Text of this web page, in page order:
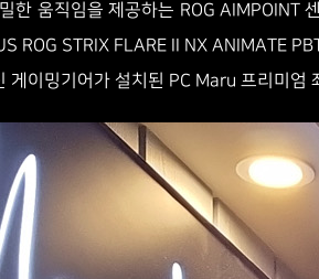
한 움직임을 제공하는 ROG AIMPOINT
ROG STRIX FLARE II NX ANIMATE
게이밍기어가 설치된 PC Maru 프리미엄